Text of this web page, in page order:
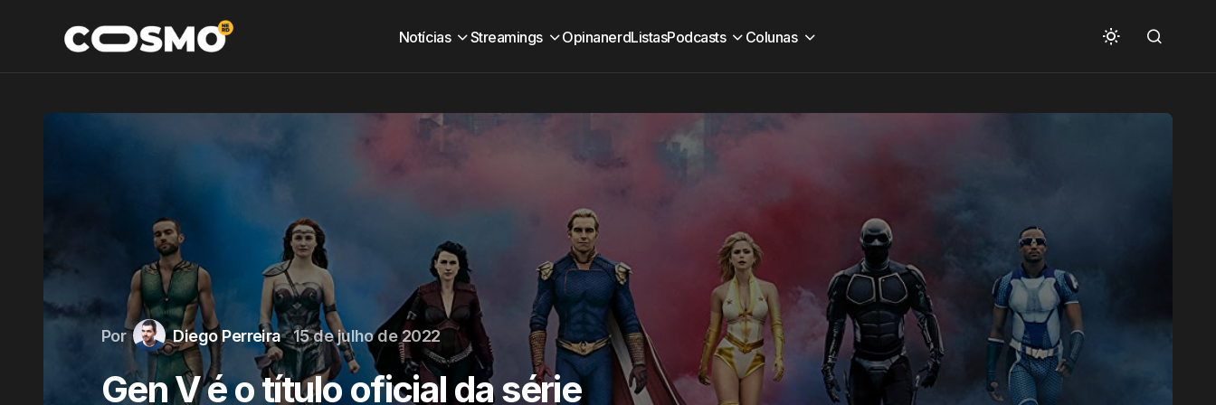
Notícias Streamings OpinanerdListasPodcasts Colunas
Por Diego Perreira 15 de julho de 2022
Gen V é o título oficial da série